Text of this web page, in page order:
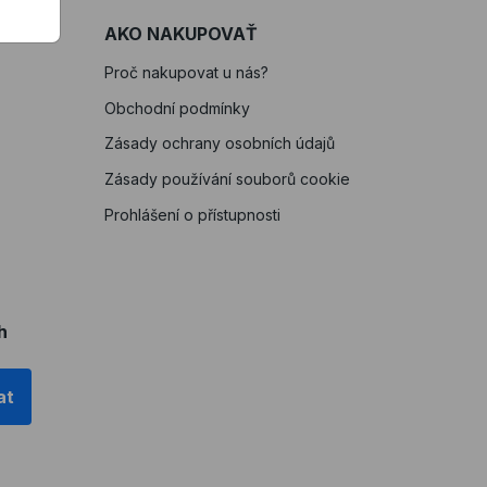
AKO NAKUPOVAŤ
Proč nakupovat u nás?
Obchodní podmínky
Zásady ochrany osobních údajů
Zásady používání souborů cookie
Prohlášení o přístupnosti